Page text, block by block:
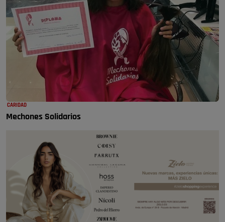
CARIDAD
Mechones Solidarios